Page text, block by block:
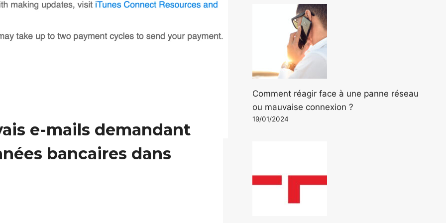
e-mails demandant
bancaires dans
Comment réagir face à une panne réseau
ou mauvaise connexion ?
19/01/2024